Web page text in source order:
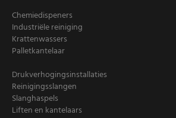
Chemiedispeners
Industriële reiniging
Krattenwassers
Palletkantelaar
Drukverhogingsinstallaties
Reinigingsslangen
Slanghaspels
Liften en kantelaars